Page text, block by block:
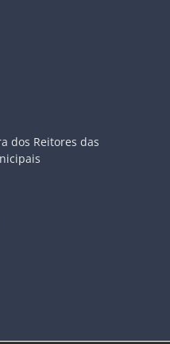
dos Reitores das